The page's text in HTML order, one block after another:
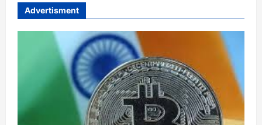
Advertisment